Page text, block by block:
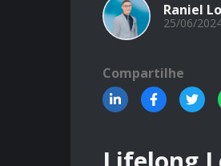
Raniel
25/06/
Compartilhe